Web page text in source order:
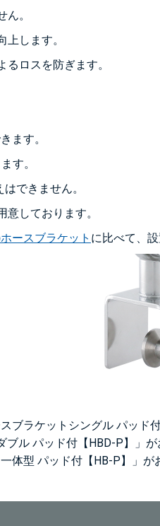
。
します。
ロスを防ぎます。
ます。
す。
できません。
しております。
ースブラケット に比べて、
ブラケットシングル パッド
ル パッド付【HBD-P】」が
体型 パッド付【HB-P】」が